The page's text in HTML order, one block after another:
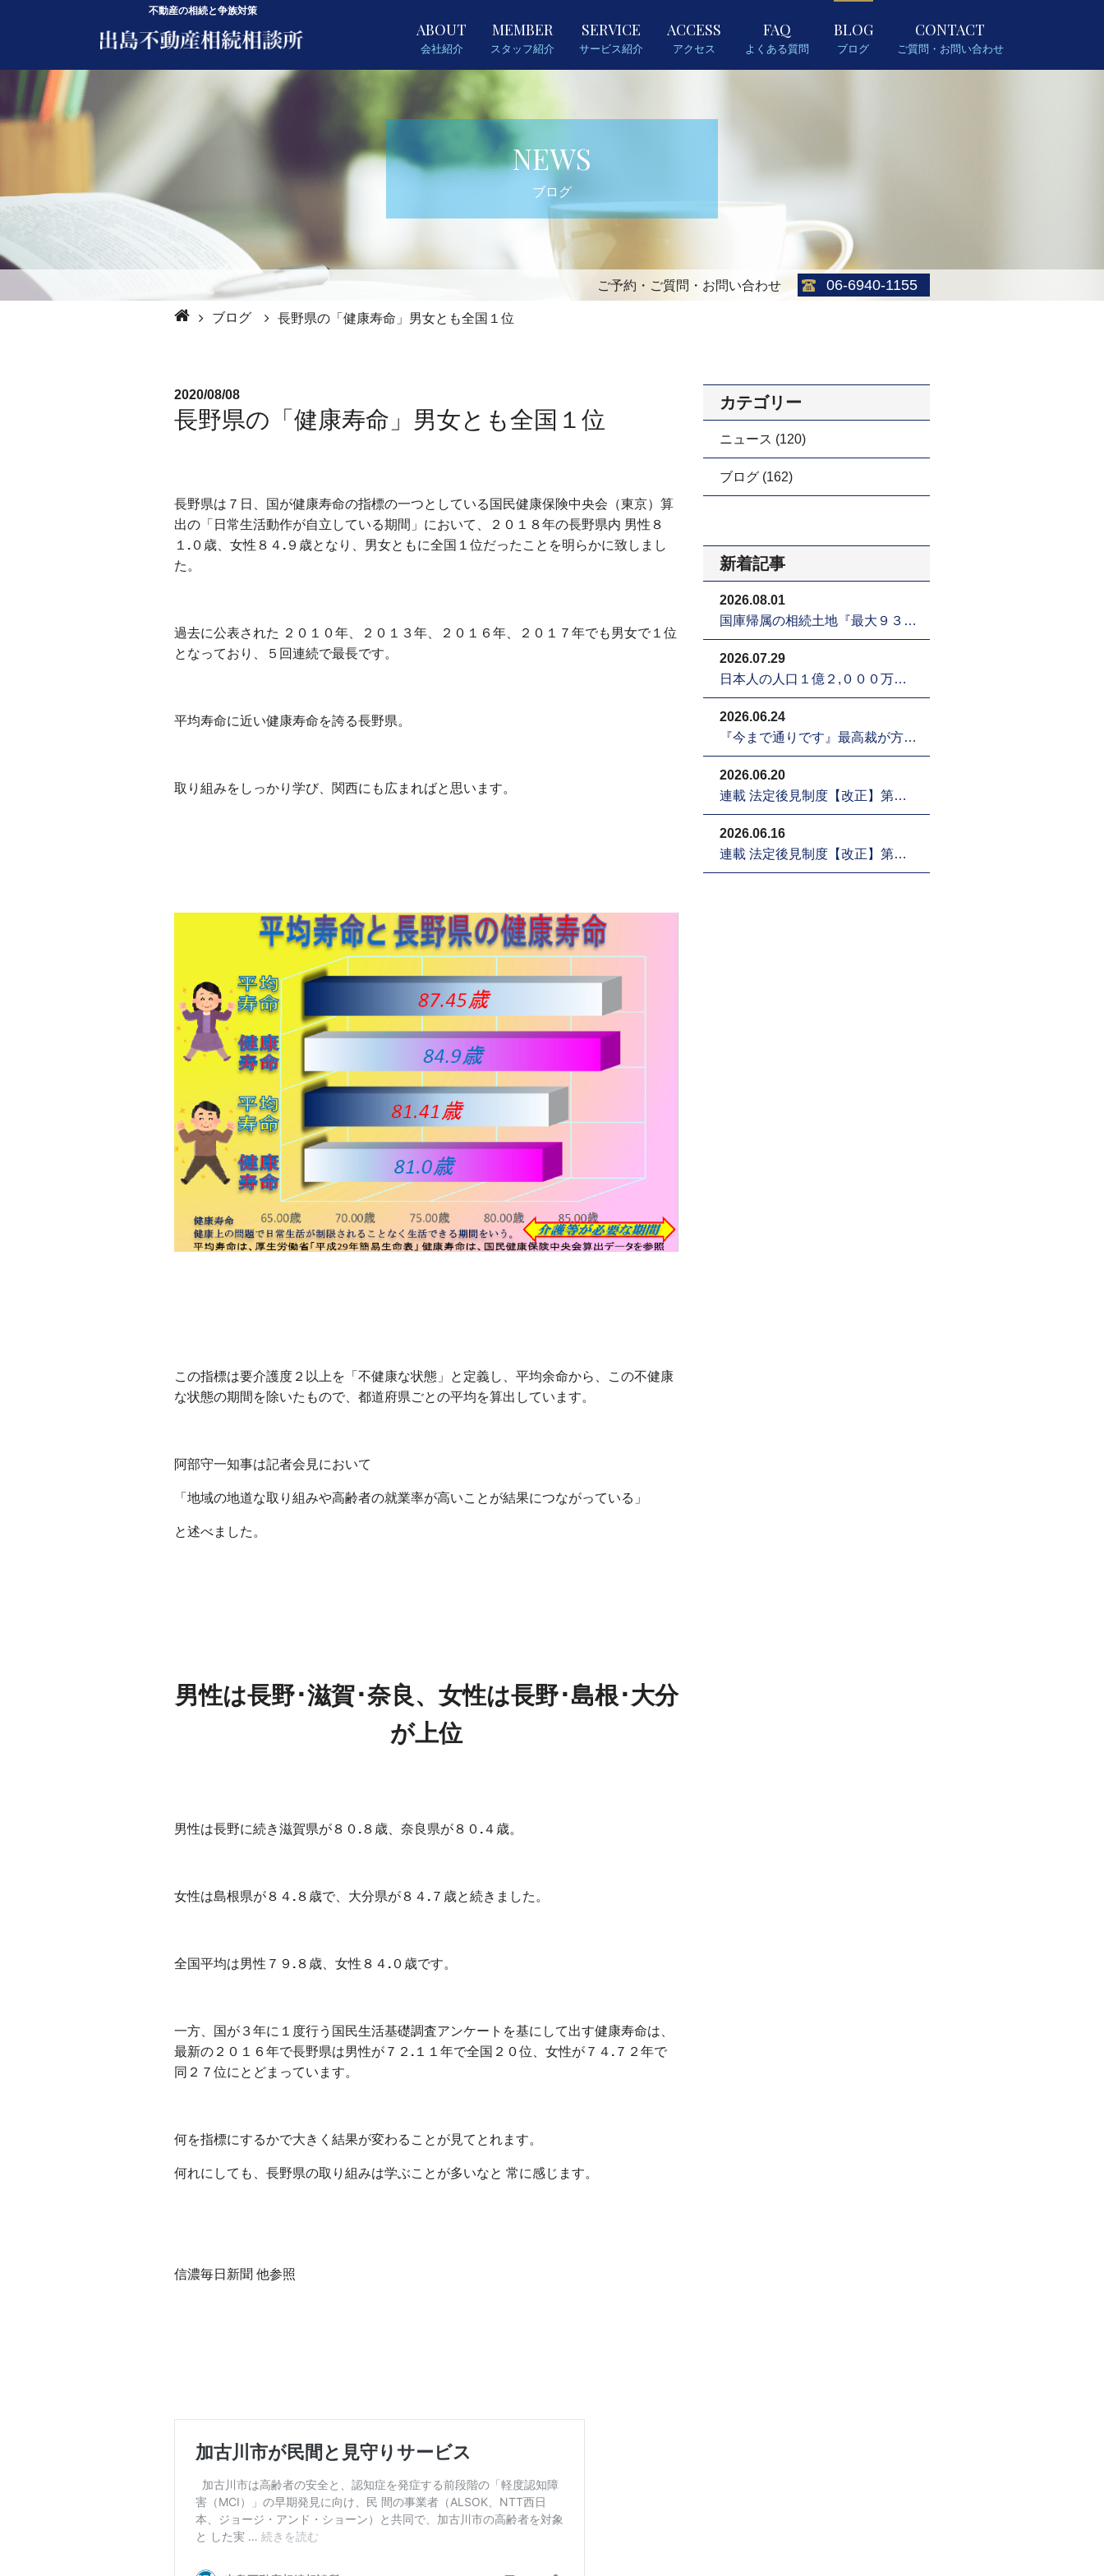
不動産の相続と争族対策
ABOUT
会社紹介
MEMBER
スタッフ紹介
SERVICE
サービス紹介
ACCESS
アクセス
FAQ
よくある質問
BLOG
ブログ
CONTACT
ご質問・お問い合わせ
NEWS
ブログ
ご予約・ご質問・お問い合わせ 06-6940-1155
ブログ 長野県の「健康寿命」男女とも全国１位
2020/08/08
長野県の「健康寿命」男女とも全国１位
⻑野県は７⽇、国が健康寿命の指標の⼀つとしている国⺠健康保険中央会（東京）算
出の「⽇常⽣活動作が⾃⽴している期間」において、２０１８年の長野県内 男性８
１ .０歳、⼥性８４ . ９歳となり、男⼥ともに全国１位だったことを明らかに致しまし
た。
過去に公表された ２０１０年、２０１３年、２０１６年、２０１７年でも男⼥で１位
となっており、５回連続で最⻑です。
平均寿命に近い健康寿命を誇る⻑野県。
取り組みをしっかり学び、関西にも広まればと思います。
この指標は要介護度２以上を「不健康な状態」と定義し、平均余命から、この不健康
な状態の期間を除いたもので、都道府県ごとの平均を算出しています。
阿部守⼀知事は記者会⾒において
「地域の地道な取り組みや⾼齢者の就業率が⾼いことが結果につながっている」
と述べました。
男性は⻑野･滋賀･奈良、⼥性は⻑野･島根･⼤分
が上位
男性は⻑野に続き滋賀県が８０ .８歳、奈良県が８０ .４歳。
⼥性は島根県が８４ .８歳で、⼤分県が８４ . ７歳と続きました。
全国平均は男性７９ .８歳、⼥性８４ .０歳です。
⼀⽅、国が３年に１度⾏う国⺠⽣活基礎調査アンケートを基にして出す健康寿命は、
最新の２０１６年で⻑野県は男性が７２ . １１年で全国２０位、⼥性が７４ . ７２年で
同２７位にとどまっています。
何を指標にするかで大きく結果が変わることが見てとれます。
何れにしても、長野県の取り組みは学ぶことが多いなと 常に感じます。
信濃毎⽇新聞 他参照
カテゴリー
ニュース (120)
ブログ (162)
新着記事
2026.08.01
国庫帰属の相続土地『最大９３…
2026.07.29
日本人の人口１億２,０００万…
2026.06.24
『今まで通りです』最高裁が方…
2026.06.20
連載 法定後見制度【改正】第…
2026.06.16
連載 法定後見制度【改正】第…